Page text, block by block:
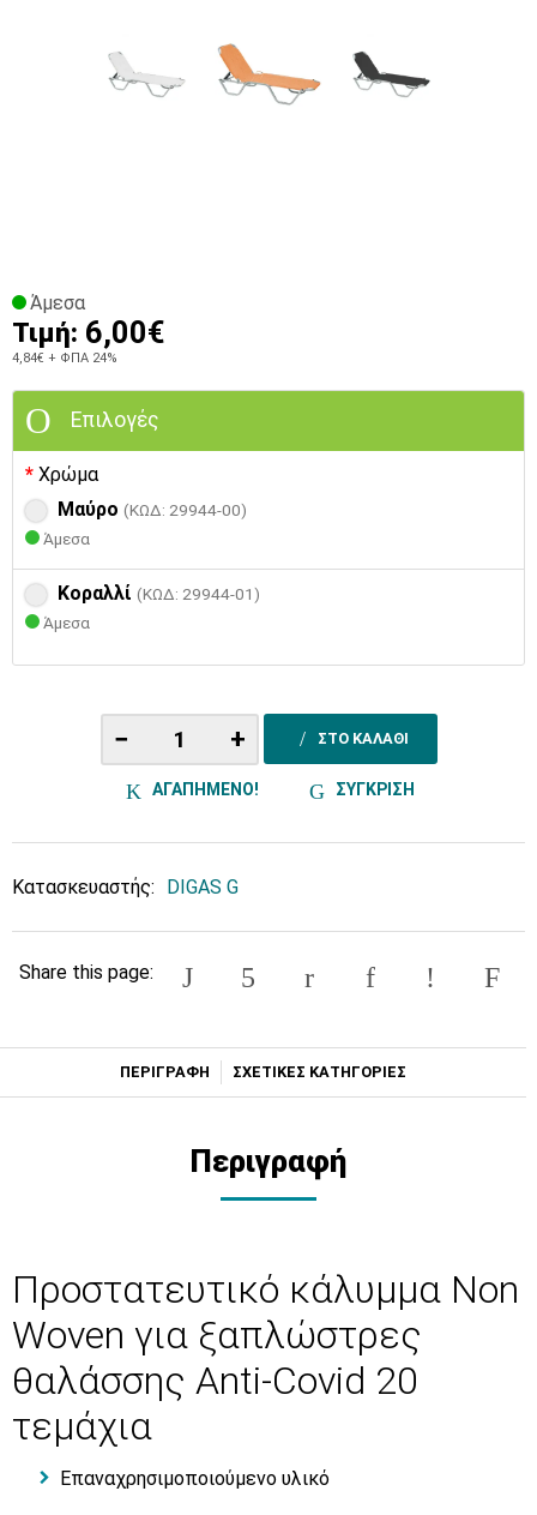
Άμεσα
Τιμή: 6,00€
4,84€ + ΦΠΑ 24%
Επιλογές
Χρώμα
Μαύρο (ΚΩΔ: 29944-00)
Άμεσα
Κοραλλί (ΚΩΔ: 29944-01)
Άμεσα
− + ΣΤΟ ΚΑΛΑΘΙ
ΑΓΑΠΗΜΕΝΟ! ΣΥΓΚΡΙΣΗ
Κατασκευαστής: DIGAS G
Share this page:
ΠΕΡΙΓΡΑΦΗ ΣΧΕΤΙΚΕΣ ΚΑΤΗΓΟΡΙΕΣ
Περιγραφή
Προστατευτικό κάλυμμα Non
Woven για ξαπλώστρες
θαλάσσης Αnti-Covid 20
τεμάχια
Επαναχρησιμοποιούμενο υλικό